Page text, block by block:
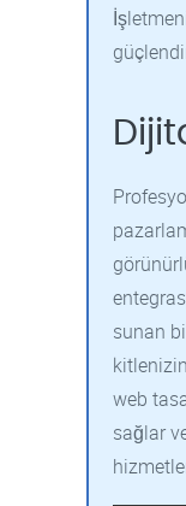
sunan
web
sağlar